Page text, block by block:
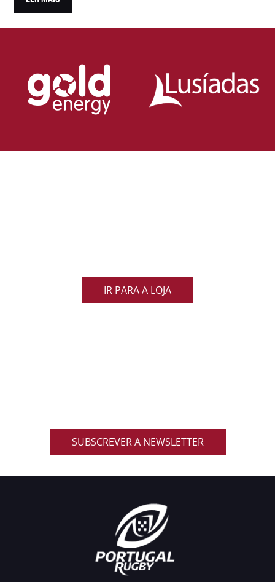
IR PARA A LOJA
SUBSCREVER A NEWSLETTER